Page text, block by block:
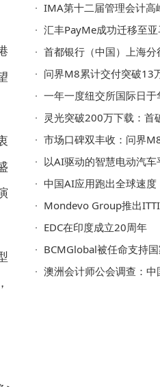
IMA第十二届管理会计高峰论坛在京圆满
汇丰PayMe成功迁移至亚马逊云科
首都银行（中国）上海分行焕新
问界M8累计交付突破13万台，成为
一年一度纽交所国际日于华尔街
灵光突破200万下载：首破百
市场口碑双丰收：问界M8、问界M9获多
以AI驱动的智慧电动汽车平台 赛力斯魔方
中国AI应用跑出全球速度，
Mondevo Group推出ITTIKAR：全球首个
EDC在印度成立20周年
BCMGlobal被任命支持国家融资支持服务公司（ NFSC ）发
澳洲会计师公会调查：中国内地人工智能